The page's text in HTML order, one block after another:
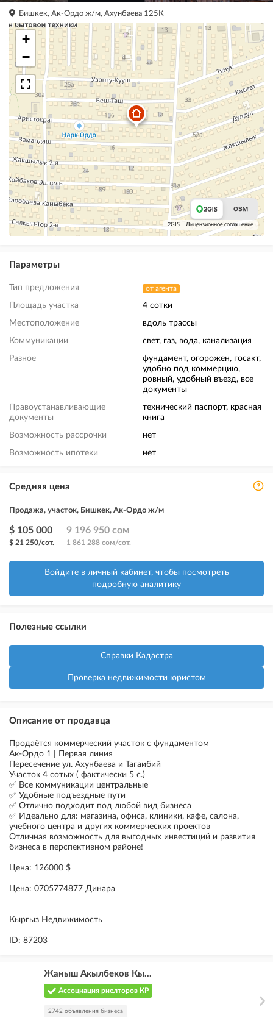
Бишкек, Ак-Ордо ж/м, Ахунбаева 125К
+
−
2GIS Лицензионное соглашение
Параметры
Тип предложения от агента
Площадь участка 4 сотки
Местоположение вдоль трассы
Коммуникации свет, газ, вода, канализация
Разное
фундамент, огорожен, госакт,
удобно под коммерцию,
ровный, удобный въезд, все
документы
Правоустанавливающие
документы
технический паспорт, красная
книга
Возможность рассрочки нет
Возможность ипотеки нет
Средняя цена
Продажа, участок, Бишкек, Ак-Ордо ж/м
$ 105 000
$ 21 250/сот.
9 196 950 сом
1 861 288 сом/сот.
Войдите в личный кабинет, чтобы посмотреть
подробную аналитику
Полезные ссылки
Справки Кадастра
Проверка недвижимости юристом
Описание от продавца
Продаётся коммерческий участок с фундаментом
Ак-Ордо 1 | Первая линия
Пересечение ул. Ахунбаева и Тагаибий
Участок 4 сотых ( фактически 5 с.)
✅ Все коммуникации центральные
✅ Удобные подъездные пути
✅ Отлично подходит под любой вид бизнеса
✅ Идеально для: магазина, офиса, клиники, кафе, салона,
учебного центра и других коммерческих проектов
Отличная возможность для выгодных инвестиций и развития
бизнеса в перспективном районе!
Цена: 126000 $
Цена: 0705774877 Динара
Кыргыз Недвижимость
ID: 87203
Жаныш Акылбеков Кы...
Ассоциация риелторов КР
2742 объявления бизнеса